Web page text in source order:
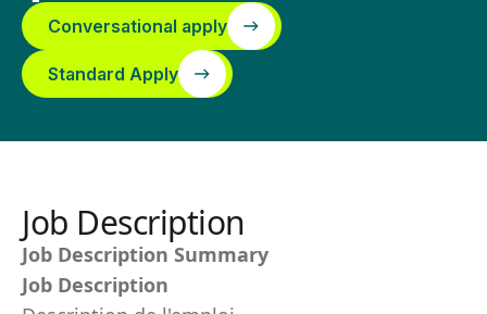
Conversational apply
Standard Apply
Job Description
Job Description Summary
Job Description